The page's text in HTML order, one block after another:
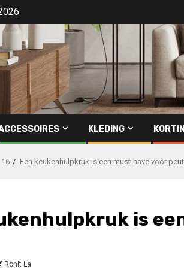
KLEDING
16 Een keukenhulpkruk is een must-have voor
is
Rohit La